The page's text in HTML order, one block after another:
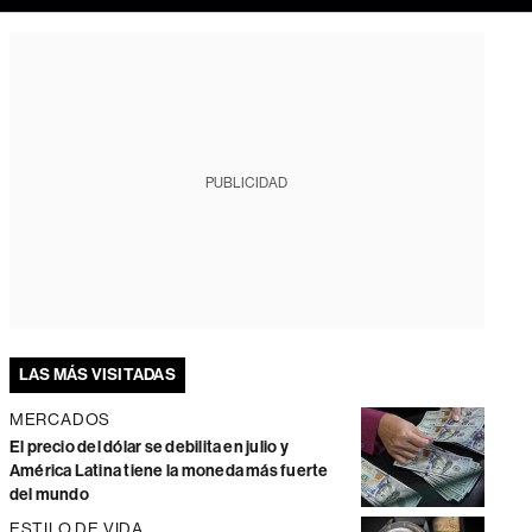
PUBLICIDAD
LAS MÁS VISITADAS
MERCADOS
El precio del dólar se debilita en julio y
América Latina tiene la moneda más fuerte
del mundo